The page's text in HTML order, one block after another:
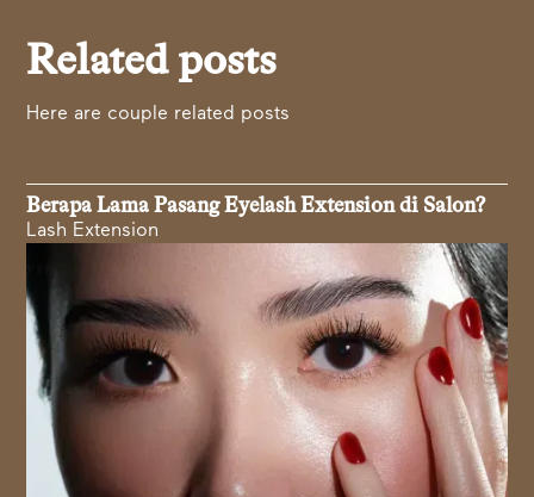
Related posts
Here are couple related posts
Berapa Lama Pasang Eyelash Extension di Salon?
Lash Extension